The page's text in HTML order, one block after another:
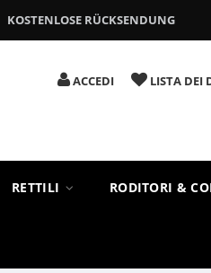
KOSTENLOSE RÜCKSENDUNG
ACCEDI LISTA DEI
RETTILI RODITORI &